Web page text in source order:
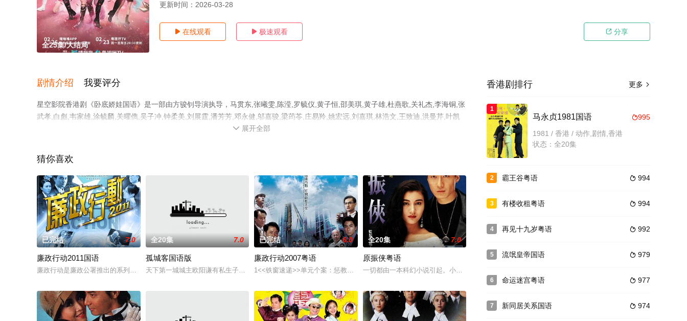
全25集/大结局
更新时间： 2026-03-28
 在线观看  极速观看  分享
剧情介绍 我要评分
星空影院香港剧《卧底娇娃国语》是一部由方骏钊导演执导，马贯东,张曦雯,陈滢,罗毓仪,黄子恒,邵美琪,黄子雄,杜燕歌,关礼杰,李海铜,张
武孝,白彪,韦家雄,涂毓麟,关曜儁,吴子冲,钟柔美,刘展霆,潘芳芳,邓永健,邬嘉骏,梁荺苓,庄易羚,姚宏远,刘嘉琪,林浩文,王致迪,洪曼芹,叶凯
茵,彭怀安,潘志文,李家鼎,王绮琴,苏恩磁,周百恩,谢采芝,林夕童等明星精彩演绎的香港电视剧，大结局剧情已揭晓（全25集），手机免费
 展开全部
猜你喜欢
已完结 7.0
廉政行动2011国语
廉政行动是廉政公署推出的系列电视剧，廉政公署一直给人公正，将贪污罪案绳之于法的正义印象
全20集 7.0
孤城客国语版
天下第一城城主欧阳谦有私生子柳迟﹝周润发饰﹞，柳迟出生之日，天现流星，传是魔星降世。谦
已完结 6.0
廉政行动2007粤语
1<<铁窗速递>>单元个案：惩教署发现监狱内有犯人不断收到违禁
全20集 7.0
原振侠粤语
一切都由一本科幻小说引起。小说家杨匡（刘兆铭 饰）的科幻小说里描述了一种改造新人类的方
更多 
香港剧排行
1
995
马永贞1981国语
1981 / 香港 / 动作,剧情,香港
状态：全20集
2  994
霸王谷粤语
3  994
有楼收租粤语
4  992
再见十九岁粤语
5  979
流氓皇帝国语
6  977
命运迷宫粤语
7  974
新同居关系国语